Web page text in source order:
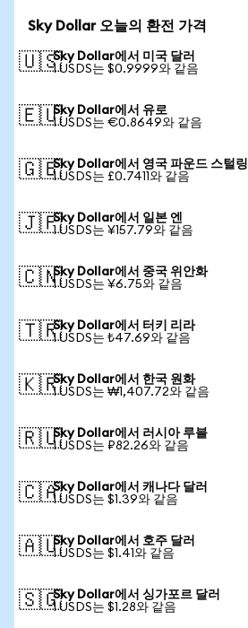
Sky Dollar 오늘의 환전 가격
🇺🇸Sky Dollar에서 미국 달러
1 USDS는 $0.9999와 같음
🇪🇺Sky Dollar에서 유로
1 USDS는 €0.8649와 같음
🇬🇧Sky Dollar에서 영국 파운드 스털링
1 USDS는 £0.7411와 같음
🇯🇵Sky Dollar에서 일본 엔
1 USDS는 ¥157.79와 같음
🇨🇳Sky Dollar에서 중국 위안화
1 USDS는 ¥6.75와 같음
🇹🇷Sky Dollar에서 터키 리라
1 USDS는 ₺47.69와 같음
🇰🇷Sky Dollar에서 한국 원화
1 USDS는 ₩1,407.72와 같음
🇷🇺Sky Dollar에서 러시아 루블
1 USDS는 ₽82.26와 같음
🇨🇦Sky Dollar에서 캐나다 달러
1 USDS는 $1.39와 같음
🇦🇺Sky Dollar에서 호주 달러
1 USDS는 $1.41와 같음
🇸🇬Sky Dollar에서 싱가포르 달러
1 USDS는 $1.28와 같음